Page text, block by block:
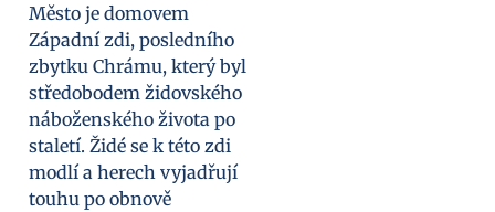
Město je domovem
Západní zdi, posledního
zbytku Chrámu, který byl
středobodem židovského
náboženského života po
staletí. Židé se k této zdi
modlí a herech vyjadřují
touhu po obnově